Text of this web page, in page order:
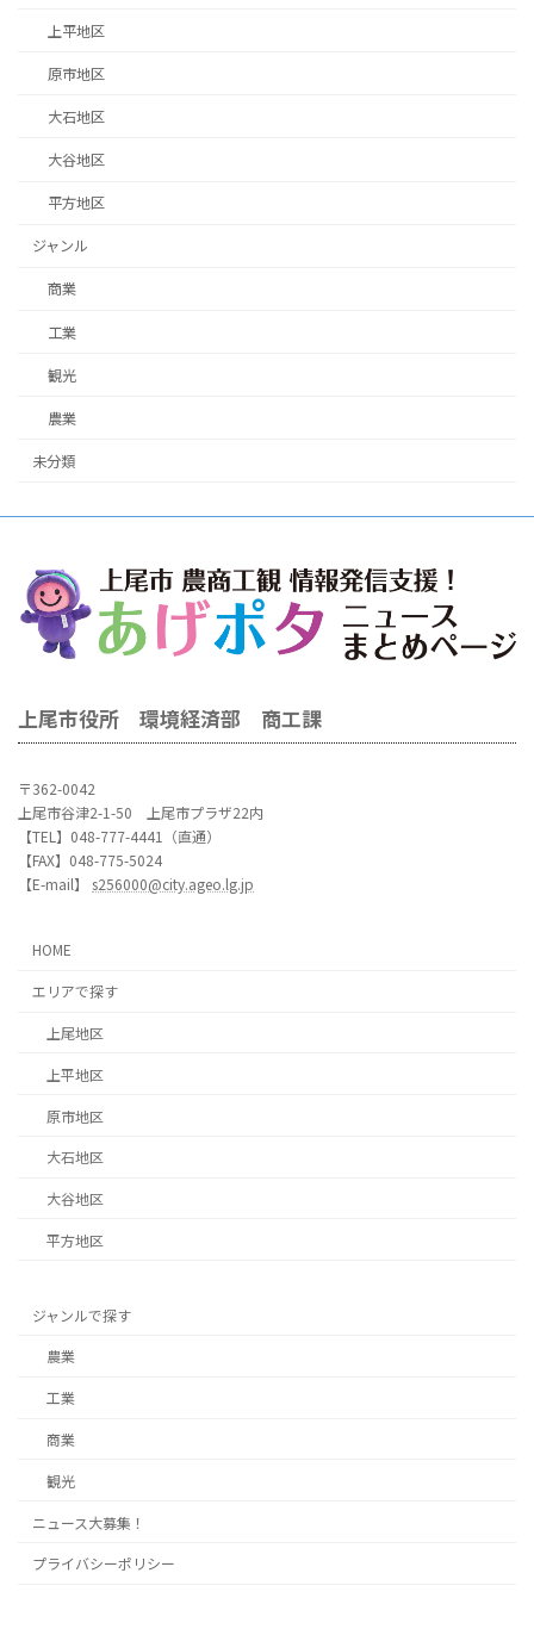
上平地区
原市地区
大石地区
大谷地区
平方地区
ジャンル
商業
工業
観光
農業
未分類
上尾市役所 環境経済部 商工課
〒362-0042
上尾市谷津2-1-50 上尾市プラザ22内
【TEL】048-777-4441（直通）
【FAX】048-775-5024
【E-mail】 s256000@city.ageo.lg.jp
HOME
エリアで探す
上尾地区
上平地区
原市地区
大石地区
大谷地区
平方地区
ジャンルで探す
農業
工業
商業
観光
ニュース大募集！
プライバシーポリシー